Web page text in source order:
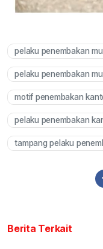
pelaku penembakan
pelaku penembakan
motif penembakan
pelaku penembakan
tampang pelaku
Berita Terkait